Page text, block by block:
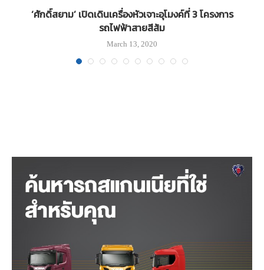
‘ศักดิ์สยาม’ เปิดเดินเครื่องหัวเจาะอุโมงค์ที่ 3 โครงการ
รถไฟฟ้าสายสีส้ม
March 13, 2020